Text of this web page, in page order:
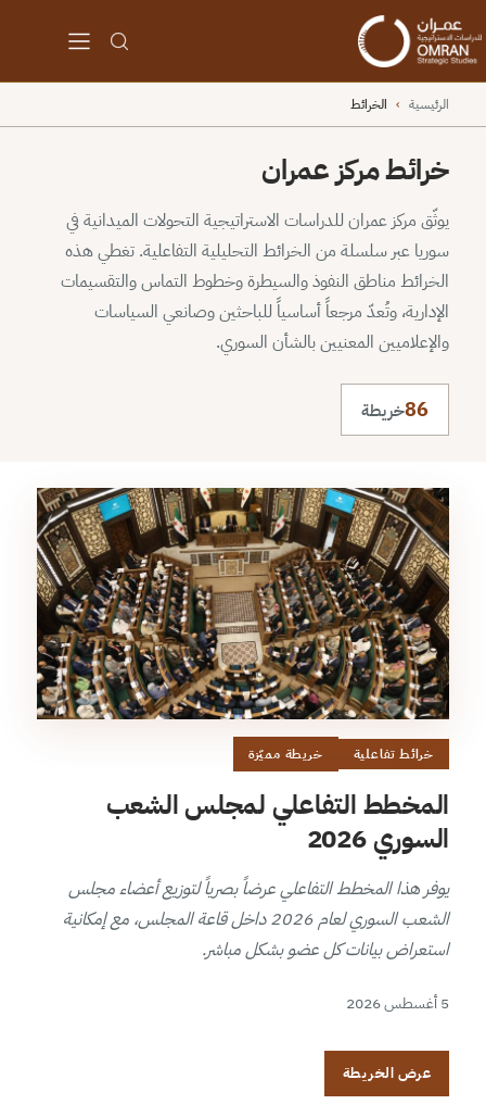
الرئيسية › الخرائط
خرائط مركز عمران
يوثّق مركز عمران للدراسات الاستراتيجية التحولات الميدانية في
سوريا عبر سلسلة من الخرائط التحليلية التفاعلية. تغطي هذه
الخرائط مناطق النفوذ والسيطرة وخطوط التماس والتقسيمات
الإدارية، وتُعدّ مرجعاً أساسياً للباحثين وصانعي السياسات
والإعلاميين المعنيين بالشأن السوري.
86خريطة
خرائط تفاعلية خريطة مميّزة
المخطط التفاعلي لمجلس الشعب
السوري 2026
يوفر هذا المخطط التفاعلي عرضاً بصرياً لتوزيع أعضاء مجلس
الشعب السوري لعام 2026 داخل قاعة المجلس، مع إمكانية
استعراض بيانات كل عضو بشكل مباشر.
5 أغسطس 2026
عرض الخريطة